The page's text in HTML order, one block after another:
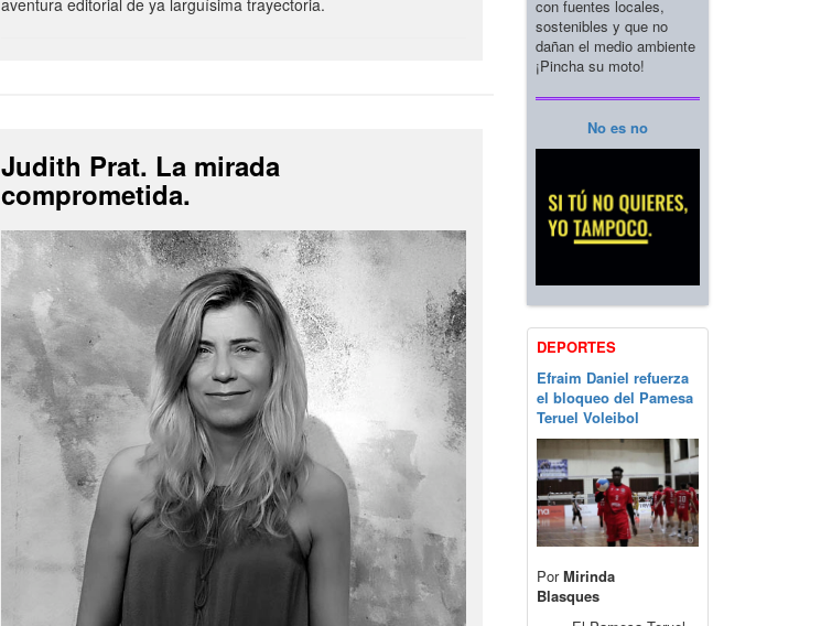
aventura editorial de ya larguísima trayectoria.
Judith Prat. La mirada
comprometida.
con fuentes locales,
sostenibles y que no
dañan el medio ambiente
¡Pincha su moto!
No es no
DEPORTES
Efraim Daniel refuerza
el bloqueo del Pamesa
Teruel Voleibol
PorMirinda
Blasques